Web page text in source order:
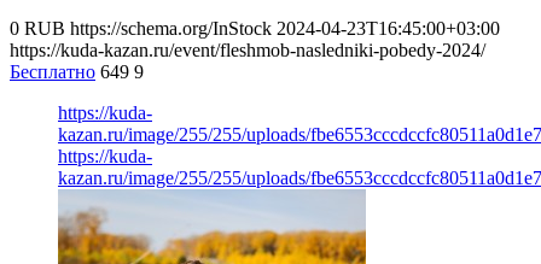
0 RUB https://schema.org/InStock 2024-04-23T16:45:00+03:00
https://kuda-kazan.ru/event/fleshmob-nasledniki-pobedy-2024/
Бесплатно 649 9
https://kuda-
kazan.ru/image/255/255/uploads/
https://kuda-
kazan.ru/image/255/255/uploads/